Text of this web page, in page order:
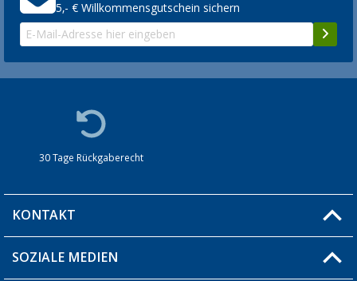
5,- € Willkommensgutschein sichern
30 Tage Rückgaberecht
KONTAKT
Du hast eine Frage?
SOZIALE MEDIEN